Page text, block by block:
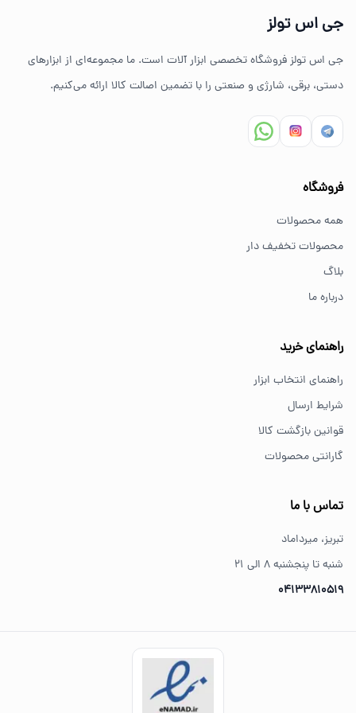
ضمانت اصالت کالا
مشاوره تخصصی خرید ابزار
برای کارهای خانگی معمولاً ابزارهای سبک مانند دریل شارژی،
از کجا ابزار اصل بخریم؟
جی اس تولز
جی اس تولز فروشگاه تخصصی ابزار آلات است. ما مجموعه‌ای از ابزارهای
دستی، برقی، شارژی و صنعتی را با تضمین اصالت کالا ارائه می‌کنیم.
فروشگاه
همه محصولات
محصولات تخفیف دار
بلاگ
درباره ما
راهنمای خرید
راهنمای انتخاب ابزار
شرایط ارسال
قوانین بازگشت کالا
گارانتی محصولات
تماس با ما
تبریز، میرداماد
شنبه تا پنجشنبه ۸ الی ۲۱
04133810519